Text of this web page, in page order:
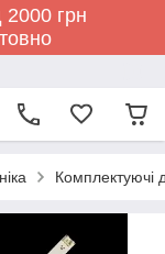
грн
Комплектуючі